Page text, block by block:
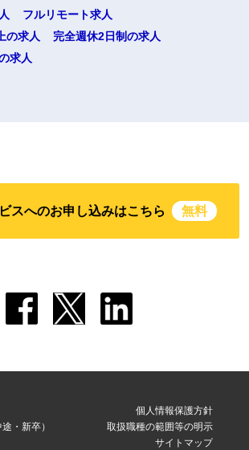
フルリモート求人
の求人
完全週休2日制の求人
求人
スへのお申し込みはこちら 無料
・新卒）
個人情報保護方針
取扱職種の範囲等の明示
サイトマップ